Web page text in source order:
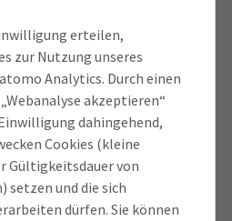
erteilen,
zur Nutzung unseres
Analytics. Durch einen
akzeptieren“
dahingehend,
Cookies (kleine
Gültigkeitsdauer von
setzen und die sich
dürfen. Sie können
erneut starke, engagierte und
und
Ausschuss. Alle sind
und zusammen verfügen
über eine Menge
sodass wir uns bei
zielgerichtet und